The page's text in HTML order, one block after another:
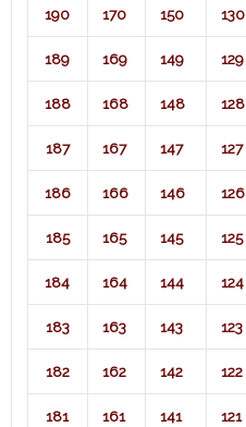
190 170 150 130
189 169 149 129
188 168 148 128
187 167 147 127
186 166 146 126
185 165 145 125
184 164 144 124
183 163 143 123
182 162 142 122
181 161 141 121